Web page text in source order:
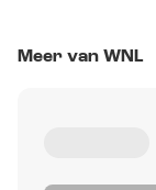
Meer van WNL